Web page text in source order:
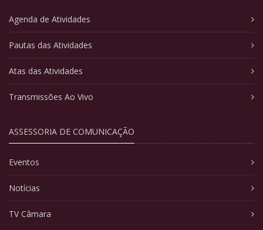
Agenda de Atividades
Pautas das Atividades
Atas das Atividades
Transmissões Ao Vivo
ASSESSORIA DE COMUNICAÇÃO
Eventos
Notícias
TV Câmara